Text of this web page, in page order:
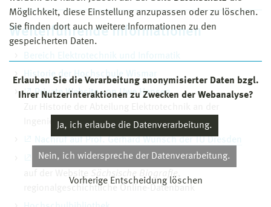
Möglichkeit, diese Einstellung anzupassen oder zu löschen.
Sie finden dort auch weitere Informationen zu den
gespeicherten Daten.
Erlauben Sie die Verarbeitung anonymisierter Daten bzgl.
Ihrer Nutzerinteraktionen zu Zwecken der Webanalyse?
Ja, ich erlaube die Datenverarbeitung.
Nein, ich widerspreche der Datenverarbeitung.
Vorherige Entscheidung löschen
Weiterführende Informationen
Bereich Elektrotechnik und Informatik
Historie der Hochschule Wismar
Private Website von Uwe Hansen
Ingenieur-Akademie Wismar
Nachruf auf Prof. Gerhard Wunsch der TU Dresden
Baurat Dr.-Ing. Kurt Heinrich – Biografie
regionalgeschichtliche Online-Datenbank